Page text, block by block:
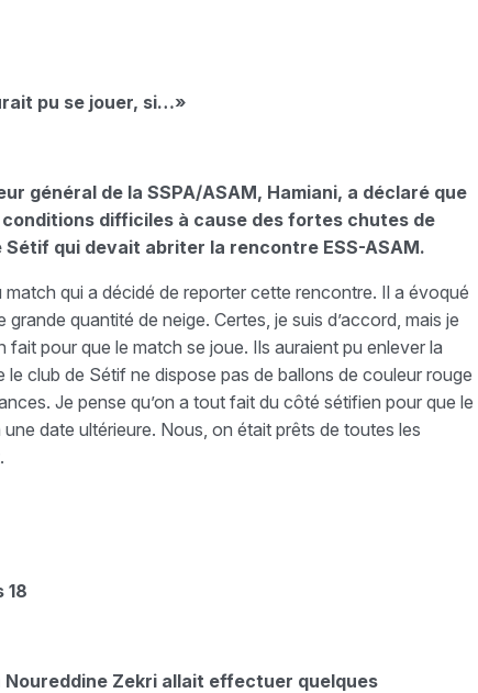
pu se jouer, si…»
général de la SSPA/ASAM, Hamiani, a déclaré que
difficiles à cause des fortes chutes de
qui devait abriter la rencontre ESS-ASAM.
match qui a décidé de reporter cette rencontre. Il a évoqué
grande quantité de neige. Certes, je suis d’accord, mais je
fait pour que le match se joue. Ils auraient pu enlever la
le club de Sétif ne dispose pas de ballons de couleur rouge
Je pense qu’on a tout fait du côté sétifien pour que le
date ultérieure. Nous, on était prêts de toutes les
18
Zekri allait effectuer quelques